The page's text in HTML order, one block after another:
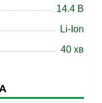
14.4 В
Li-Ion
40 хв